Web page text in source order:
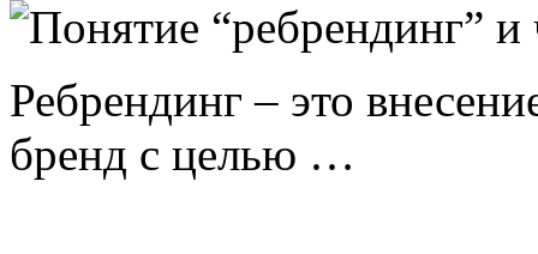
Ребрендинг – это
бренд с целью …